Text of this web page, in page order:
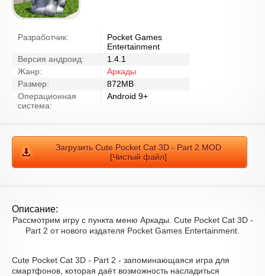
Разработчик:
Pocket Games
Entertainment
Версия андроид:
1.4.1
Жанр:
Аркады
Размер:
872MB
Операционная
система:
Android 9+
Загрузить Cute Pocket Cat 3D - Part 2 MOD
[Чистый файл]
Описание:
Рассмотрим игру с пункта меню Аркады. Cute Pocket Cat 3D -
Part 2 от нового издателя Pocket Games Entertainment.
Cute Pocket Cat 3D - Part 2 - запоминающаяся игра для
смартфонов, которая даёт возможность насладиться